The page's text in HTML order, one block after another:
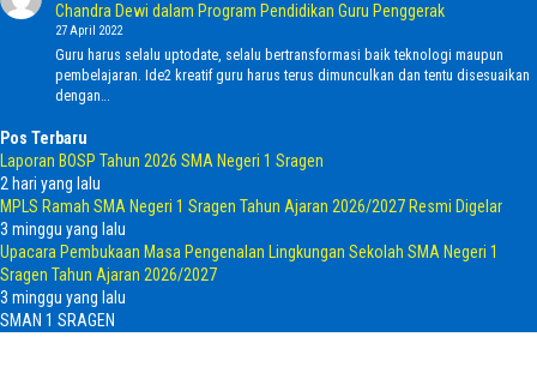
Chandra Dewi dalam Program Pendidikan Guru Penggerak
27 April 2022
Guru harus selalu uptodate, selalu bertransformasi baik teknologi maupun
pembelajaran. Ide2 kreatif guru harus terus dimunculkan dan tentu disesuaikan
dengan…
Pos Terbaru
Laporan BOSP Tahun 2026 SMA Negeri 1 Sragen
2 hari yang lalu
MPLS Ramah SMA Negeri 1 Sragen Tahun Ajaran 2026/2027 Resmi Digelar
3 minggu yang lalu
Upacara Pembukaan Masa Pengenalan Lingkungan Sekolah SMA Negeri 1
Sragen Tahun Ajaran 2026/2027
3 minggu yang lalu
SMAN 1 SRAGEN